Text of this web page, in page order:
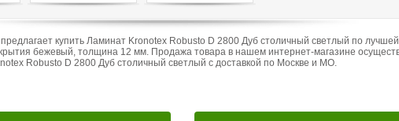
купить Ламинат Kronotex Robusto D 2800 Дуб столичный светлый по
бежевый, толщина 12 мм. Продажа товара в нашем интернет-магазине
Robusto D 2800 Дуб столичный светлый с доставкой по Москве и МО.